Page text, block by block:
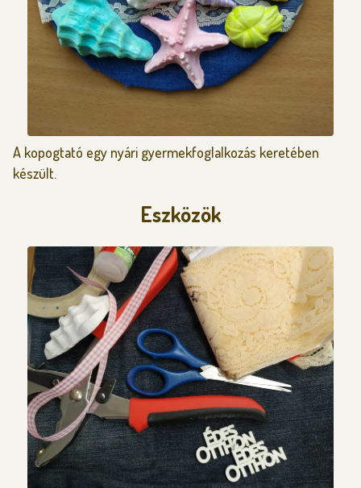
A kopogtató egy nyári gyermekfoglalkozás keretében
készült.
Eszközök